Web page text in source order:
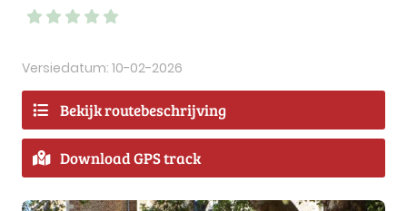
Versiedatum: 10-02-2026
Bekijk routebeschrijving
Download GPS track